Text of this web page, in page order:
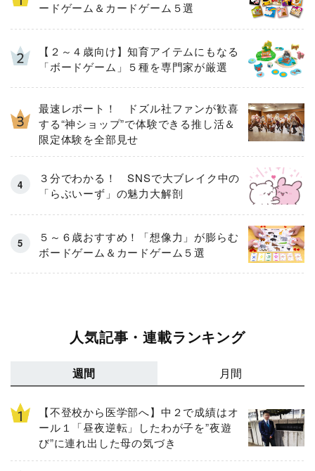
ードゲーム＆カードゲーム５選
【２～４歳向け】知育アイテムにもなる
「ボードゲーム」５種を専門家が厳選
最速レポート！ ドズル社ファンが歓喜
する“神ショップ”で体験できる推し活＆
限定体験を全部見せ
３分でわかる！ SNSで大ブレイク中の
「らぶいーず」の魅力大解剖
５～６歳おすすめ！「想像力」が膨らむ
ボードゲーム＆カードゲーム５選
人気記事・連載ランキング
週間 月間
【不登校から医学部へ】中２で成績はオ
ール１「昼夜逆転」したわが子を”夜遊
び”に連れ出した母の気づき